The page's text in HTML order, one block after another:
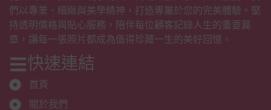
們以專業、細緻與美學精神，打造專屬於您的完美體驗。堅
持透明價格與貼心服務，陪伴每位顧客記錄人生的重要篇
章，讓每一張照片都成為值得珍藏一生的美好回憶。
快速連結
首頁
關於我們